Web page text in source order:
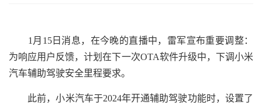
1月15日消息，在今晚的直播中，雷军宣布重要调整：
为响应用户反馈，计划在下一次OTA软件升级中，下调小米
汽车辅助驾驶安全里程要求。
此前，小米汽车于2024年开通辅助驾驶功能时，设置了